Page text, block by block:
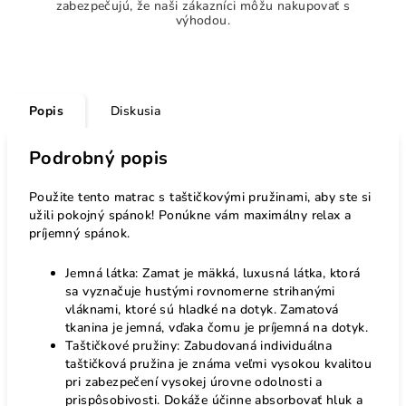
zabezpečujú, že naši zákazníci môžu nakupovať s
výhodou.
Popis Diskusia
Podrobný popis
Použite tento matrac s taštičkovými pružinami, aby ste si
užili pokojný spánok! Ponúkne vám maximálny relax a
príjemný spánok.
Jemná látka: Zamat je mäkká, luxusná látka, ktorá
sa vyznačuje hustými rovnomerne strihanými
vláknami, ktoré sú hladké na dotyk. Zamatová
tkanina je jemná, vďaka čomu je príjemná na dotyk.
Taštičkové pružiny: Zabudovaná individuálna
taštičková pružina je známa veľmi vysokou kvalitou
pri zabezpečení vysokej úrovne odolnosti a
prispôsobivosti. Dokáže účinne absorbovať hluk a